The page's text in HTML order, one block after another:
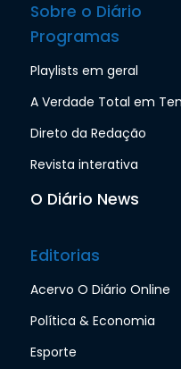
Sobre o Diário
Programas
Playlists em geral
A Verdade Total em
Direto da Redação
Revista interativa
O Diário News
Editorias
Acervo O Diário Online
Política & Economia
Esporte